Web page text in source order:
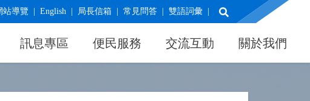
站導覽 English 局長信箱 常見問答 雙語詞彙 展開搜尋
訊息專區 便民服務 交流互動 關於我們